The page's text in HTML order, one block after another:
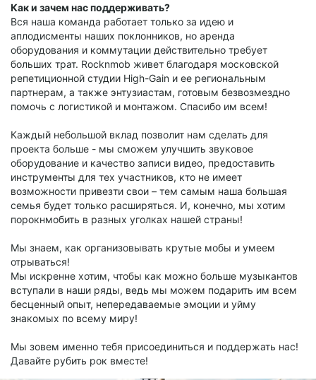
Как и зачем нас поддерживать?
Вся наша команда работает только за идею и
аплодисменты наших поклонников, но аренда
оборудования и коммутации действительно требует
больших трат. Rocknmob живет благодаря московской
репетиционной студии High-Gain и ее региональным
партнерам, а также энтузиастам, готовым безвозмездно
помочь с логистикой и монтажом. Спасибо им всем!
Каждый небольшой вклад позволит нам сделать для
проекта больше - мы сможем улучшить звуковое
оборудование и качество записи видео, предоставить
инструменты для тех участников, кто не имеет
возможности привезти свои – тем самым наша большая
семья будет только расширяться. И, конечно, мы хотим
порокнмобить в разных уголках нашей страны!
Мы знаем, как организовывать крутые мобы и умеем
отрываться!
Мы искренне хотим, чтобы как можно больше музыкантов
вступали в наши ряды, ведь мы можем подарить им всем
бесценный опыт, непередаваемые эмоции и уйму
знакомых по всему миру!
Мы зовем именно тебя присоединиться и поддержать нас!
Давайте рубить рок вместе!